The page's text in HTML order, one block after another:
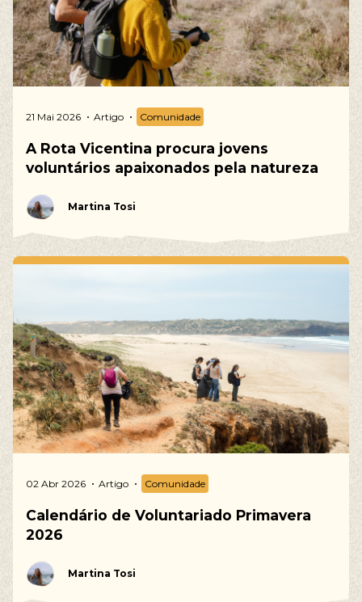
21 Mai 2026 Artigo Comunidade
A Rota Vicentina procura jovens
voluntários apaixonados pela natureza
Martina Tosi
02 Abr 2026 Artigo Comunidade
Calendário de Voluntariado Primavera
2026
Martina Tosi